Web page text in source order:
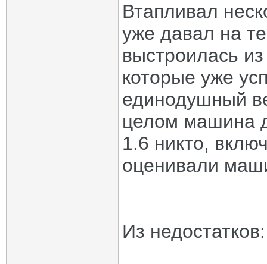
Втапливал
уже давал на
выстроилась
которые уже
единодушный
целом машина
1.6 никто,
оценивали
Из недостатков: